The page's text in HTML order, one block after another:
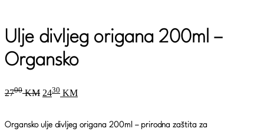
Ulje divljeg origana 200ml –
Organsko
2700 KM Original
price
2700 KM.
2430 KMCurrent
price
2430 KM.
Organsko ulje divljeg origana 200ml – prirodna zaštita za